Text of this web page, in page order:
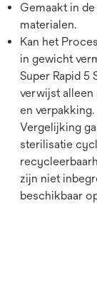
Gemaakt in
materialen.
Kan het
in gewicht
Super Rapid 5
verwijst alleen
en
Vergelijking
sterilisatie
zijn niet
beschikbaar